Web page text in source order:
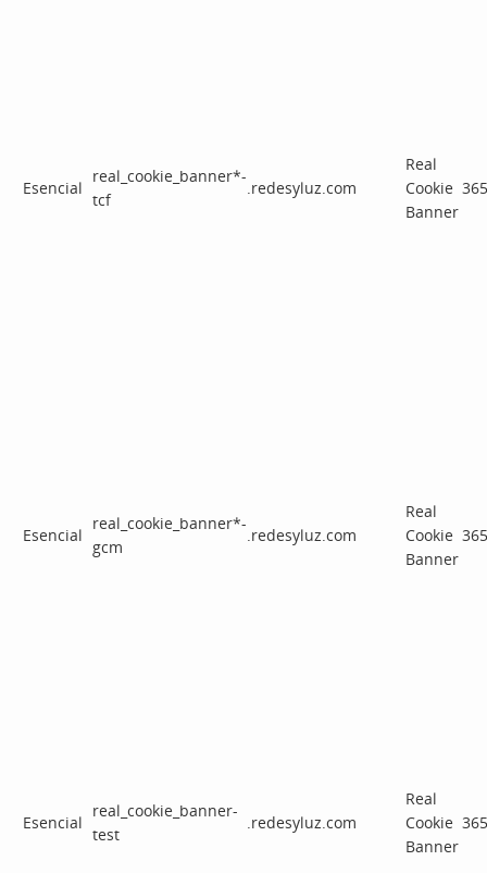
Esencial
real_cookie_banner*-
tcf
.redesyluz.com
Real
Cookie
Banner
Esencial
real_cookie_banner*-
gcm
.redesyluz.com
Real
Cookie
Banner
Esencial
real_cookie_banner-
test
.redesyluz.com
Real
Cookie
Banner